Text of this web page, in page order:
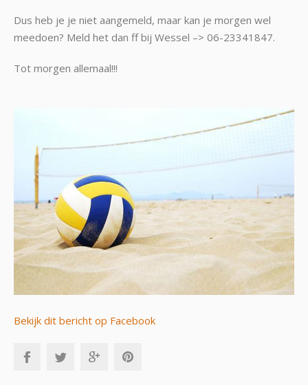
Dus heb je je niet aangemeld, maar kan je morgen wel
meedoen? Meld het dan ff bij Wessel –> 06-23341847.
Tot morgen allemaal!!!
Bekijk dit bericht op Facebook